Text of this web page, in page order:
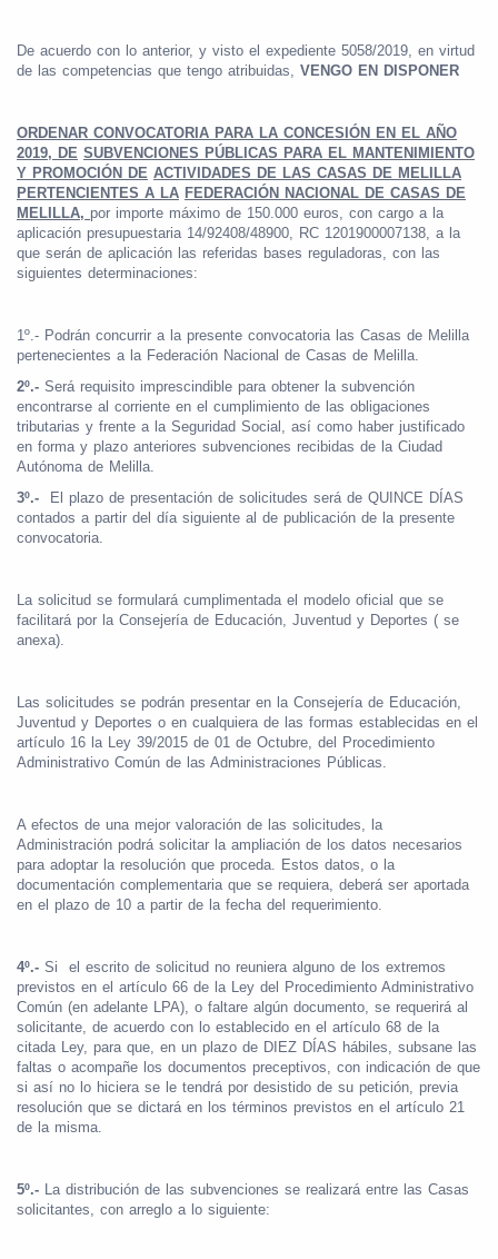
De acuerdo con lo anterior, y visto el expediente 5058/2019, en virtud
de las competencias que tengo atribuidas, VENGO EN DISPONER
ORDENAR CONVOCATORIA PARA LA CONCESIÓN EN EL AÑO
2019, DE SUBVENCIONES PÚBLICAS PARA EL MANTENIMIENTO
Y PROMOCIÓN DE ACTIVIDADES DE LAS CASAS DE MELILLA
PERTENCIENTES A LA FEDERACIÓN NACIONAL DE CASAS DE
MELILLA, por importe máximo de 150.000 euros, con cargo a la
aplicación presupuestaria 14/92408/48900, RC 1201900007138, a la
que serán de aplicación las referidas bases reguladoras, con las
siguientes determinaciones:
1º.- Podrán concurrir a la presente convocatoria las Casas de Melilla
pertenecientes a la Federación Nacional de Casas de Melilla.
2º.- Será requisito imprescindible para obtener la subvención
encontrarse al corriente en el cumplimiento de las obligaciones
tributarias y frente a la Seguridad Social, así como haber justificado
en forma y plazo anteriores subvenciones recibidas de la Ciudad
Autónoma de Melilla.
3º.-
El plazo de presentación de solicitudes será de QUINCE DÍAS
contados a partir del día siguiente al de publicación de la presente
convocatoria.
La solicitud se formulará cumplimentada el modelo oficial que se
facilitará por la Consejería de Educación, Juventud y Deportes ( se
anexa).
Las solicitudes se podrán presentar en la Consejería de Educación,
Juventud y Deportes o en cualquiera de las formas establecidas en el
artículo 16 la Ley 39/2015 de 01 de Octubre, del Procedimiento
Administrativo Común de las Administraciones Públicas.
A efectos de una mejor valoración de las solicitudes, la
Administración podrá solicitar la ampliación de los datos necesarios
para adoptar la resolución que proceda. Estos datos, o la
documentación complementaria que se requiera, deberá ser aportada
en el plazo de 10 a partir de la fecha del requerimiento.
4º.- Si
el escrito de solicitud no reuniera alguno de los extremos
previstos en el artículo 66 de la Ley del Procedimiento Administrativo
Común (en adelante LPA), o faltare algún documento, se requerirá al
solicitante, de acuerdo con lo establecido en el artículo 68 de la
citada Ley, para que, en un plazo de DIEZ DÍAS hábiles, subsane las
faltas o acompañe los documentos preceptivos, con indicación de que
si así no lo hiciera se le tendrá por desistido de su petición, previa
resolución que se dictará en los términos previstos en el artículo 21
de la misma.
5º.- La distribución de las subvenciones se realizará entre las Casas
solicitantes, con arreglo a lo siguiente: